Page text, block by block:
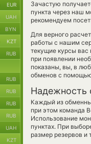
Зачастую
пункта через наш
рекомендуем
Для верного
работы с нашим
текущие курсы вас
при появлении
показаны, вы, в
обменов с
Надежность
Каждый из
при этом команда
Использование
пунктах. При
размер резервов и
EUR
UAH
BYN
KZT
RUB
RUB
RUB
RUB
RUB
UAH
KZT